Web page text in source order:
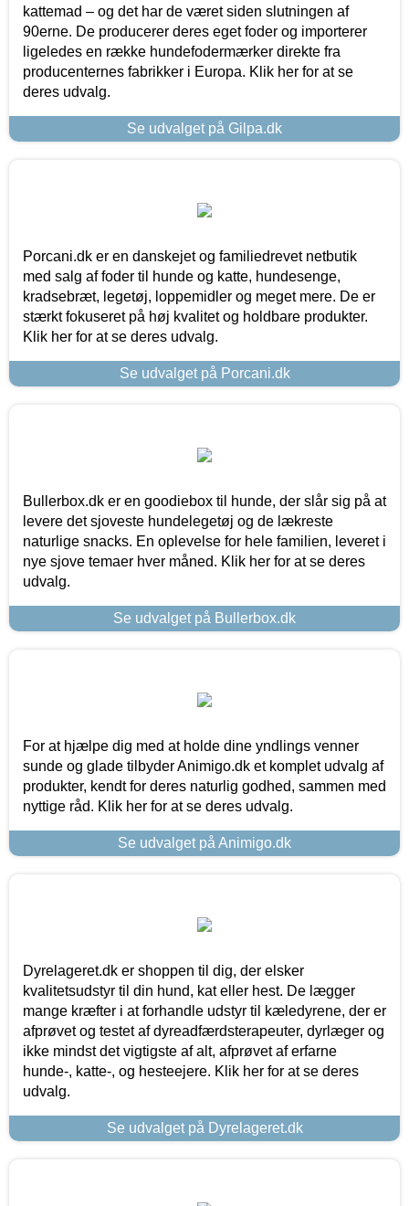
kattemad – og det har de været siden slutningen af
90erne. De producerer deres eget foder og importerer
ligeledes en række hundefodermærker direkte fra
producenternes fabrikker i Europa. Klik her for at se
deres udvalg.
Se udvalget på Gilpa.dk
Porcani.dk er en danskejet og familiedrevet netbutik
med salg af foder til hunde og katte, hundesenge,
kradsebræt, legetøj, loppemidler og meget mere. De er
stærkt fokuseret på høj kvalitet og holdbare produkter.
Klik her for at se deres udvalg.
Se udvalget på Porcani.dk
Bullerbox.dk er en goodiebox til hunde, der slår sig på at
levere det sjoveste hundelegetøj og de lækreste
naturlige snacks. En oplevelse for hele familien, leveret i
nye sjove temaer hver måned. Klik her for at se deres
udvalg.
Se udvalget på Bullerbox.dk
For at hjælpe dig med at holde dine yndlings venner
sunde og glade tilbyder Animigo.dk et komplet udvalg af
produkter, kendt for deres naturlig godhed, sammen med
nyttige råd. Klik her for at se deres udvalg.
Se udvalget på Animigo.dk
Dyrelageret.dk er shoppen til dig, der elsker
kvalitetsudstyr til din hund, kat eller hest. De lægger
mange kræfter i at forhandle udstyr til kæledyrene, der er
afprøvet og testet af dyreadfærdsterapeuter, dyrlæger og
ikke mindst det vigtigste af alt, afprøvet af erfarne
hunde-, katte-, og hesteejere. Klik her for at se deres
udvalg.
Se udvalget på Dyrelageret.dk